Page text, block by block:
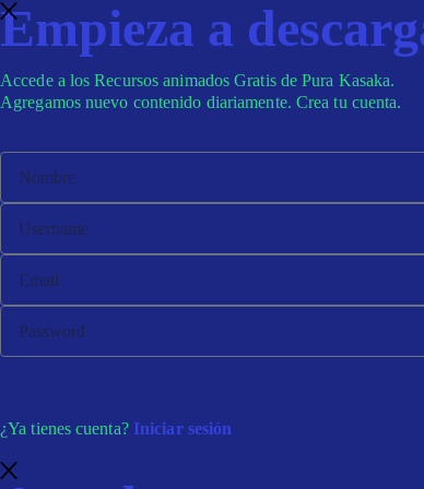
Empieza a
Accede a los Recursos animados Gratis de Pura Kasaka.
Agregamos nuevo contenido diariamente. Crea tu cuenta.
¿Ya tienes cuenta? Iniciar sesión